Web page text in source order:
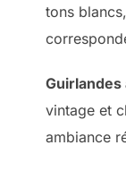
tons
Guirlandes
vintage et
ambiance